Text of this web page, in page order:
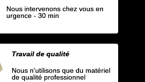
Nous intervenons chez vous en
urgence - 30 min
Travail de qualité
Nous n'utilisons que du matériel
de qualité professionnel